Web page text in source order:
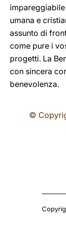
umana e
assunto di
come pure i
progetti. La
con sincera
benevolenza.
©